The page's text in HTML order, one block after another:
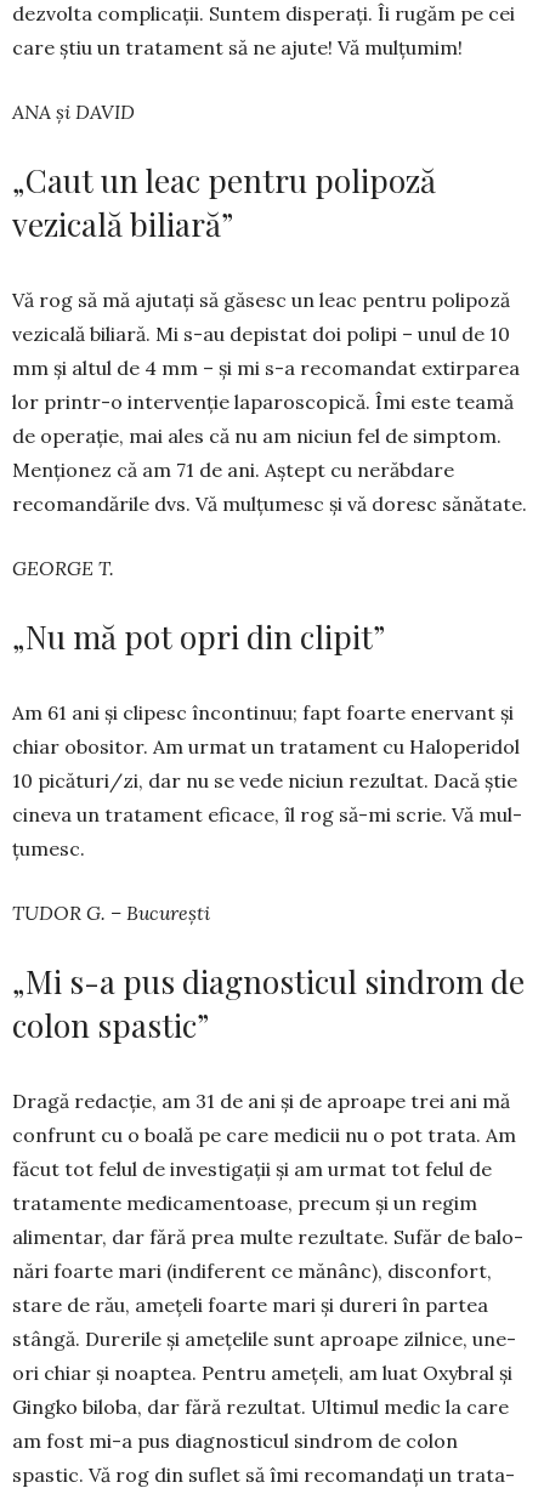
dez­­volta complicații. Suntem dis­pe­­rați. Îi rugăm pe cei
care știu un trata­ment să ne ajute! Vă mulțu­mim!
ANA și DAVID
„Caut un leac pentru polipoză
vezicală biliară”
Vă rog să mă ajutați să găsesc un leac pentru polipoză
vezi­cală biliară. Mi s-au depistat doi po­lipi – unul de 10
mm și altul de 4 mm – și mi s-a reco­man­­dat extirparea
lor printr-o intervenție laparos­co­pică. Îmi este teamă
de operație, mai ales că nu am niciun fel de simptom.
Menționez că am 71 de ani. Aștept cu nerăbdare
recoman­dările dvs. Vă mulțumesc și vă doresc sănătate.
GEORGE T.
„Nu mă pot opri din clipit”
Am 61 ani și clipesc încontinuu; fapt foarte enervant și
chiar obositor. Am urmat un tratament cu Haloperidol
10 pică­turi/zi, dar nu se vede niciun rezultat. Dacă știe
cineva un tratament eficace, îl rog să-mi scrie. Vă mul­
țumesc.
TUDOR G. – București
„Mi s-a pus diagnosticul sindrom de
colon spastic”
Dragă redacție, am 31 de ani și de aproape trei ani mă
confrunt cu o boală pe care medicii nu o pot trata. Am
făcut tot felul de investigații și am urmat tot felul de
tratamente me­di­camentoase, precum și un regim
alimentar, dar fără prea multe rezultate. Sufăr de balo­
nări foarte mari (indi­ferent ce mănânc), disconfort,
sta­re de rău, ame­țeli foarte mari și dureri în partea
stân­gă. Durerile și amețelile sunt a­proape zilnice, une­
ori chiar și noaptea. Pentru amețeli, am luat Oxy­bral și
Ging­ko biloba, dar fără rezultat. Ultimul medic la care
am fost mi-a pus diag­nos­­ticul sindro­­m de colon
spastic. Vă rog din suflet să îmi recomandați un tra­ta­